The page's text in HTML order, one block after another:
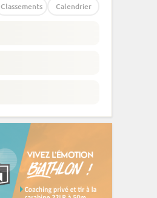
Classements Calendrier